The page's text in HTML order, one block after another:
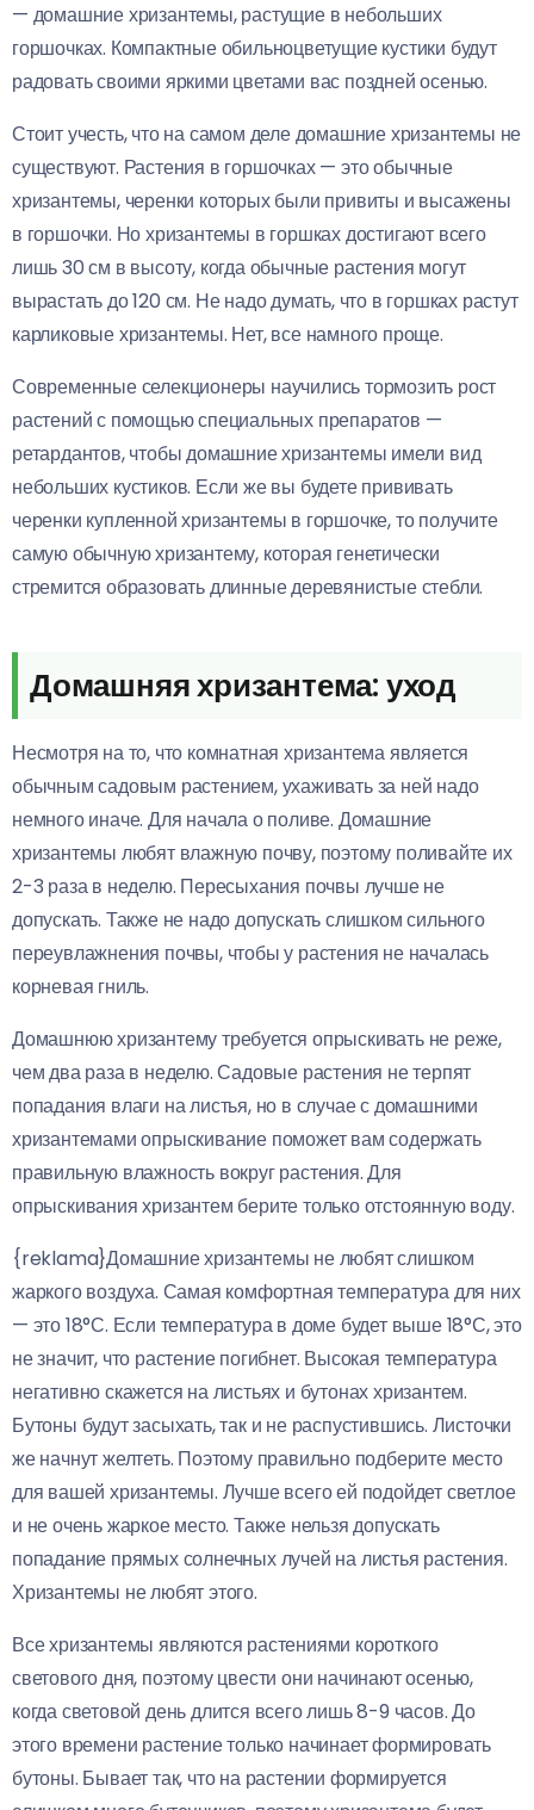
31.07.2026
— домашние хризантемы, растущие в небольших
горшочках. Компактные обильноцветущие кустики будут
радовать своими яркими цветами вас поздней осенью.
Стоит учесть, что на самом деле домашние хризантемы не
существуют. Растения в горшочках — это обычные
хризантемы, черенки которых были привиты и высажены
в горшочки. Но хризантемы в горшках достигают всего
лишь 30 см в высоту, когда обычные растения могут
вырастать до 120 см. Не надо думать, что в горшках растут
карликовые хризантемы. Нет, все намного проще.
Современные селекционеры научились тормозить рост
растений с помощью специальных препаратов —
ретардантов, чтобы домашние хризантемы имели вид
небольших кустиков. Если же вы будете прививать
черенки купленной хризантемы в горшочке, то получите
самую обычную хризантему, которая генетически
стремится образовать длинные деревянистые стебли.
Домашняя хризантема: уход
Несмотря на то, что комнатная хризантема является
обычным садовым растением, ухаживать за ней надо
немного иначе. Для начала о поливе. Домашние
хризантемы любят влажную почву, поэтому поливайте их
2-3 раза в неделю. Пересыхания почвы лучше не
допускать. Также не надо допускать слишком сильного
переувлажнения почвы, чтобы у растения не началась
корневая гниль.
Домашнюю хризантему требуется опрыскивать не реже,
чем два раза в неделю. Садовые растения не терпят
попадания влаги на листья, но в случае с домашними
хризантемами опрыскивание поможет вам содержать
правильную влажность вокруг растения. Для
опрыскивания хризантем берите только отстоянную воду.
{reklama}Домашние хризантемы не любят слишком
жаркого воздуха. Самая комфортная температура для них
— это 18°С. Если температура в доме будет выше 18°С, это
не значит, что растение погибнет. Высокая температура
негативно скажется на листьях и бутонах хризантем.
Бутоны будут засыхать, так и не распустившись. Листочки
же начнут желтеть. Поэтому правильно подберите место
для вашей хризантемы. Лучше всего ей подойдет светлое
и не очень жаркое место. Также нельзя допускать
попадание прямых солнечных лучей на листья растения.
Хризантемы не любят этого.
Все хризантемы являются растениями короткого
светового дня, поэтому цвести они начинают осенью,
когда световой день длится всего лишь 8-9 часов. До
этого времени растение только начинает формировать
бутоны. Бывает так, что на растении формируется